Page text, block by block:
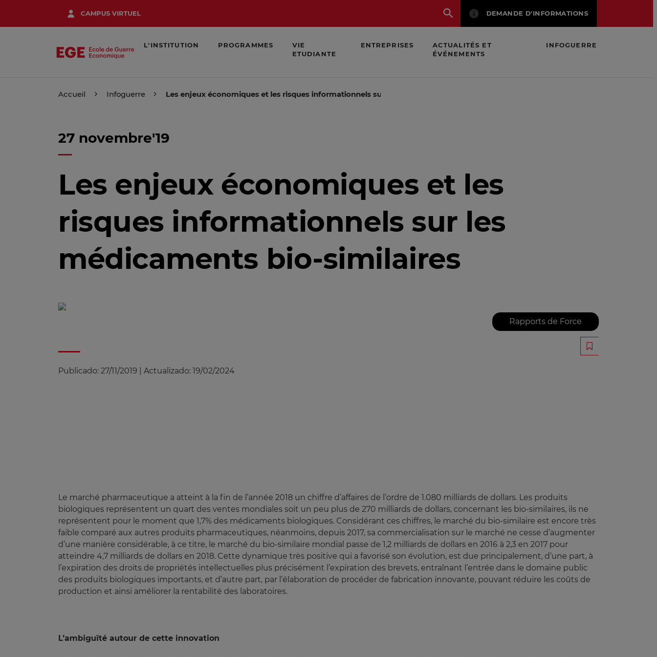
contenu
CAMPUS VIRTUEL DEMANDE D'INFORMATIONS
L'INSTITUTION PROGRAMMES
VIE
ETUDIANTE
ENTREPRISES
ACTUALITÉS ET
ÉVÉNEMENTS
INFOGUERRE
Accueil Infoguerre Les enjeux économiques et les risques informationnels sur les médicaments bio-similaires
27 novembre'19
Les enjeux économiques et les
risques informationnels sur les
médicaments bio-similaires
Rapports de Force
Publicado: 27/11/2019 Actualizado: 19/02/2024
Le marché pharmaceutique a atteint à la fin de l’année 2018 un chiffre d’affaires de l’ordre de 1.080 milliards de dollars. Les produits
biologiques représentent un quart des ventes mondiales soit un peu plus de 270 milliards de dollars, concernant les bio-similaires, ils ne
représentent pour le moment que 1,7% des médicaments biologiques. Considérant ces chiffres, le marché du bio-similaire est encore très
faible comparé aux autres produits pharmaceutiques, néanmoins, depuis 2017, sa commercialisation sur le marché ne cesse d’augmenter
d’une manière considérable, à ce titre, le marché du bio-similaire mondial passe de 1,2 milliards de dollars en 2016 à 2,3 en 2017 pour
atteindre 4,7 milliards de dollars en 2018. Cette dynamique très positive qui a favorisé son évolution, est due principalement, d’une part, à
l’expiration des droits de propriétés intellectuelles plus précisément l’expiration des brevets, entraînant l’entrée dans le domaine public
des produits biologiques importants, et d’autre part, par l’élaboration de procéder de fabrication innovante, pouvant réduire les coûts de
production et ainsi améliorer la rentabilité des laboratoires.
L’ambiguïté autour de cette innovation